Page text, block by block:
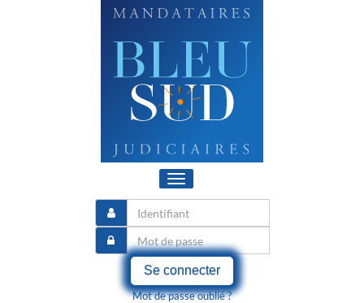
Toggle
navigation
Se connecter
Mot de passe oublié ?